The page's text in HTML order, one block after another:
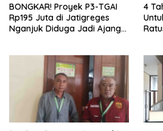
BONGKAR! Proyek P3-TGAI
Rp195 Juta di Jatigreges
Nganjuk Diduga Jadi Ajang
4